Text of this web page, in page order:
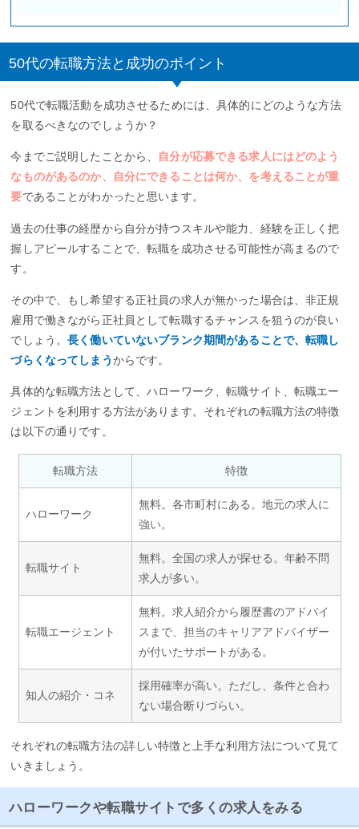
50代の転職方法と成功のポイント
50代で転職活動を成功させるためには、具体的にどのような方法
を取るべきなのでしょうか？
今までご説明したことから、
自分が応募できる求人にはどのよう
なものがあるのか、自分にできることは何か、を考えることが重
要であることがわかったと思います。
過去の仕事の経歴から自分が持つスキルや能力、経験を正しく把
握しアピールすることで、転職を成功させる可能性が高まるので
す。
その中で、もし希望する正社員の求人が無かった場合は、非正規
雇用で働きながら正社員として転職するチャンスを狙うのが良い
でしょう。長く働いていないブランク期間があることで、転職し
づらくなってしまうからです。
具体的な転職方法として、ハローワーク、転職サイト、転職エー
ジェントを利用する方法があります。それぞれの転職方法の特徴
は以下の通りです。
転職方法 特徴
ハローワーク
無料。各市町村にある。地元の求人に
強い。
転職サイト
無料。全国の求人が探せる。年齢不問
求人が多い。
転職エージェント
無料。求人紹介から履歴書のアドバイ
スまで、担当のキャリアアドバイザー
が付いたサポートがある。
知人の紹介・コネ
採用確率が高い。ただし、条件と合わ
ない場合断りづらい。
それぞれの転職方法の詳しい特徴と上手な利用方法について見て
いきましょう。
ハローワークや転職サイトで多くの求人をみる